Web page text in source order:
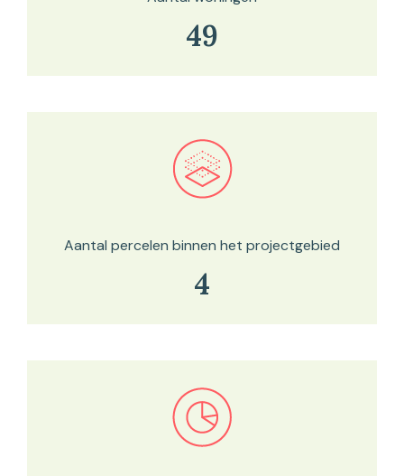
49
Bekijk in onze kaartviewer
Aantal percelen binnen het projectgebied
4
Bekijk in onze kaartviewer